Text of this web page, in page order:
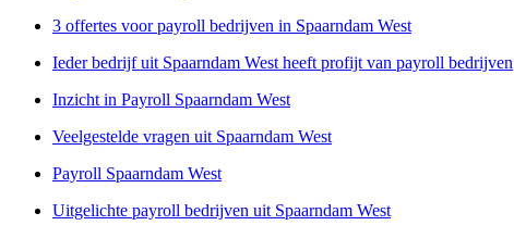
3 offertes voor payroll bedrijven in Spaarndam West
Ieder bedrijf uit Spaarndam West heeft profijt van payroll bedrijven
Inzicht in Payroll Spaarndam West
Veelgestelde vragen uit Spaarndam West
Payroll Spaarndam West
Uitgelichte payroll bedrijven uit Spaarndam West